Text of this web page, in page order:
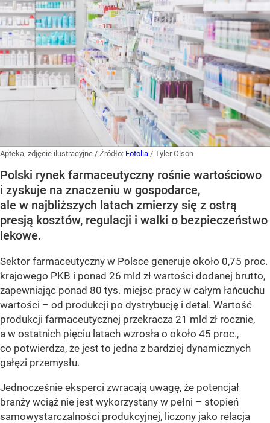
Apteka, zdjęcie ilustracyjne / Źródło: Fotolia / Tyler Olson
Polski rynek farmaceutyczny rośnie wartościowo
i zyskuje na znaczeniu w gospodarce,
ale w najbliższych latach zmierzy się z ostrą
presją kosztów, regulacji i walki o bezpieczeństwo
lekowe.
Sektor farmaceutyczny w Polsce generuje około 0,75 proc.
krajowego PKB i ponad 26 mld zł wartości dodanej brutto,
zapewniając ponad 80 tys. miejsc pracy w całym łańcuchu
wartości – od produkcji po dystrybucję i detal. Wartość
produkcji farmaceutycznej przekracza 21 mld zł rocznie,
a w ostatnich pięciu latach wzrosła o około 45 proc.,
co potwierdza, że jest to jedna z bardziej dynamicznych
gałęzi przemysłu.
Jednocześnie eksperci zwracają uwagę, że potencjał
branży wciąż nie jest wykorzystany w pełni – stopień
samowystarczalności produkcyjnej, liczony jako relacja